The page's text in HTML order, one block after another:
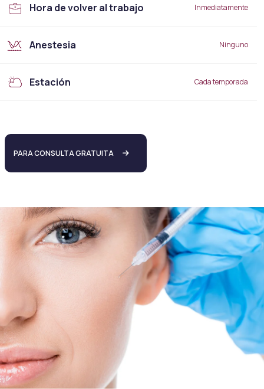
Hora de volver al trabajo Inmediatamente
Anestesia Ninguno
Estación Cada temporada
PARA CONSULTA GRATUITA